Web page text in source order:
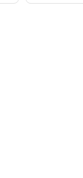
родители Рея,